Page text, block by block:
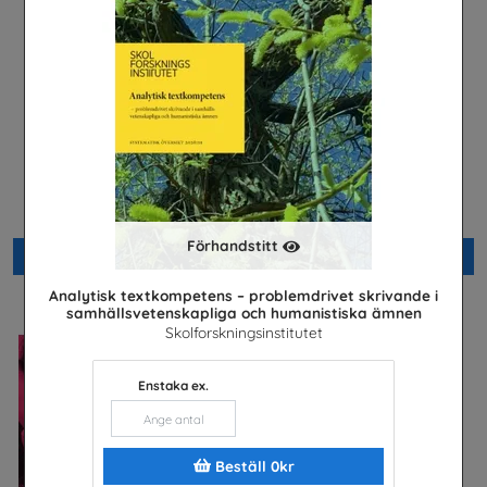
Förhandstitt
Analytisk textkompetens – problemdrivet skrivande i
samhällsvetenskapliga och humanistiska ämnen
Skolforskningsinstitutet
Enstaka ex.
Beställ 0kr
Är du säker? högstadiet,
lärarhandledning
Unga Forskare
Säkerhet och järnväg – om
risker med spårspring
Trafikverket